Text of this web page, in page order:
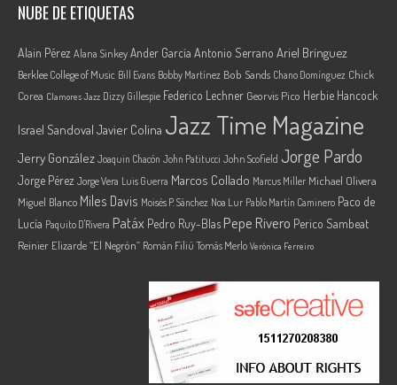
NUBE DE ETIQUETAS
Alain Pérez Alana SinkeyAnder García Antonio Serrano Ariel Brínguez
Berklee College of Music Bill Evans Bobby Martínez Bob Sands Chano Domínguez Chick
Corea Clamores Jazz Dizzy Gillespie Federico Lechner Georvis Pico Herbie Hancock
Israel Sandoval Javier Colina Jazz Time Magazine
Jerry González Joaquin Chacón John Patitucci John Scofield Jorge Pardo
Jorge Pérez Jorge Vera Luis Guerra Marcos Collado Marcus Miller Michael Olivera
Miguel Blanco Miles Davis Moisés P. Sánchez Noa Lur Pablo Martín Caminero Paco de
Lucía Paquito D'Rivera Patáx Pedro Ruy-Blas Pepe Rivero Perico Sambeat
Reinier Elizarde “El Negrón” Román Filiú Tomás Merlo Verónica Ferreiro